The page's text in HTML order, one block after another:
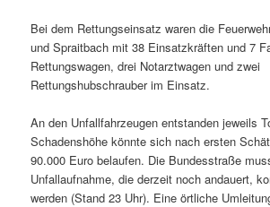
Bei dem Rettungseinsatz waren die
und Spraitbach mit 38 Einsatzkräften und 7
Rettungswagen, drei Notarztwagen und zwei
Rettungshubschrauber im Einsatz.
An den Unfallfahrzeugen entstanden jeweils
Schadenshöhe könnte sich nach ersten
90.000 Euro belaufen. Die Bundesstraße
Unfallaufnahme, die derzeit noch andauert,
werden (Stand 23 Uhr). Eine örtliche